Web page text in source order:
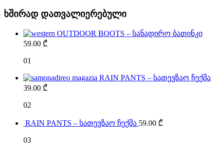
ხშირად დათვალიერებული
OUTDOOR BOOTS – სანადირო ბათინკი
59.00 ₾
01
RAIN PANTS – სათევზაო ჩექმა
39.00 ₾
02
RAIN PANTS – სათევზაო ჩექმა 59.00 ₾
03